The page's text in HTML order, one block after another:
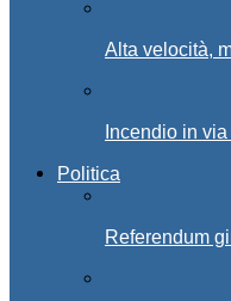
Alta velocità,
Incendio in
Politica
Referendum